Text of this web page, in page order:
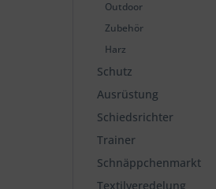
Outdoor
Zubehör
Harz
Schutz
Ausrüstung
Schiedsrichter
Trainer
Schnäppchenmarkt
Textilveredelung